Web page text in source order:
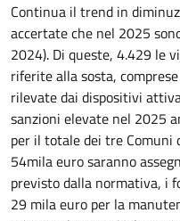
Continua il trend in
accertate che nel 2025
2024). Di queste, 4.429 le
riferite alla sosta,
rilevate dai dispositivi
sanzioni elevate nel 2025
per il totale dei tre Comuni
54mila euro saranno
previsto dalla normativa, i
29 mila euro per la